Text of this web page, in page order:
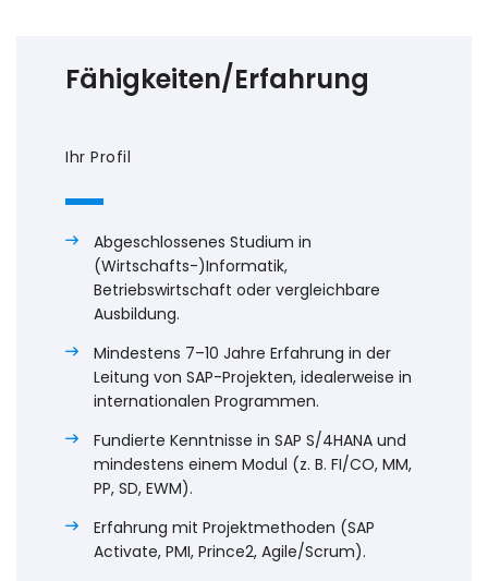
Fähigkeiten/Erfahrung
Ihr Profil
Abgeschlossenes Studium in
(Wirtschafts-)Informatik,
Betriebswirtschaft oder vergleichbare
Ausbildung.
Mindestens 7–10 Jahre Erfahrung in der
Leitung von SAP-Projekten, idealerweise in
internationalen Programmen.
Fundierte Kenntnisse in SAP S/4HANA und
mindestens einem Modul (z. B. FI/CO, MM,
PP, SD, EWM).
Erfahrung mit Projektmethoden (SAP
Activate, PMI, Prince2, Agile/Scrum).